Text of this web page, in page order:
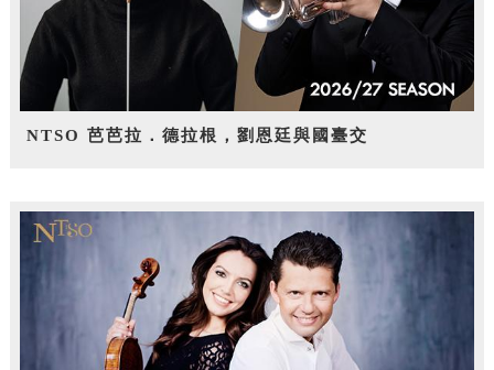
NTSO 芭芭拉．德拉根，劉恩廷與國臺交